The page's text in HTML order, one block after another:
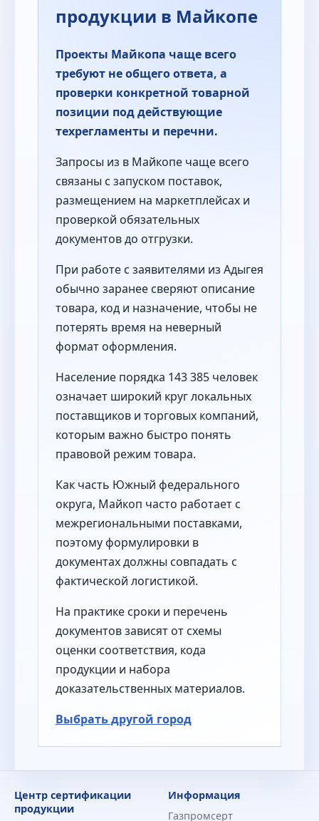
продукции в Майкопе
Проекты Майкопа чаще всего
требуют не общего ответа, а
проверки конкретной товарной
позиции под действующие
техрегламенты и перечни.
Запросы из в Майкопе чаще всего
связаны с запуском поставок,
размещением на маркетплейсах и
проверкой обязательных
документов до отгрузки.
При работе с заявителями из Адыгея
обычно заранее сверяют описание
товара, код и назначение, чтобы не
потерять время на неверный
формат оформления.
Население порядка 143 385 человек
означает широкий круг локальных
поставщиков и торговых компаний,
которым важно быстро понять
правовой режим товара.
Как часть Южный федерального
округа, Майкоп часто работает с
межрегиональными поставками,
поэтому формулировки в
документах должны совпадать с
фактической логистикой.
На практике сроки и перечень
документов зависят от схемы
оценки соответствия, кода
продукции и набора
доказательственных материалов.
Выбрать другой город
Центр сертификации
продукции
Информация
Газпромсерт